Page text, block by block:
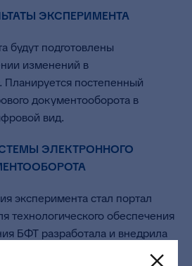
ЭКСПЕРИМЕНТА
будут подготовлены
изменений в
Планируется постепенный
документооборота в
вид.
ЭЛЕКТРОННОГО
эксперимента стал портал
технологического обеспечения
БФТ разработала и внедрила
кадрового